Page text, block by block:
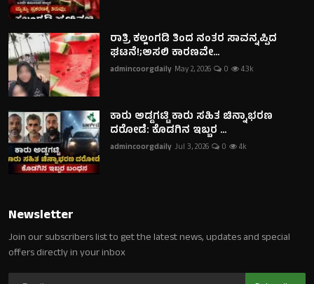
ರಾತ್ರಿ ಕಲ್ಲಂಗಡಿ ತಿಂದ ನಂತರ ಸಾವನ್ನಪ್ಪಿದ
ಘಟನೆ!;ಅಸಲಿ ಕಾರಣವೇ...
admincoorgdaily May 2, 2026 0 4.3k
ಕಾರು ಅಡ್ಡಗಟ್ಟಿ ಕಾರು ಸಹಿತ ಚಿನ್ನಾಭರಣ
ದರೋಡೆ: ಕೊಡಗಿನ ಇಬ್ಬರ ...
admincoorgdaily Jul 3, 2026 0 4k
Newsletter
Join our subscribers list to get the latest news, updates and special
offers directly in your inbox